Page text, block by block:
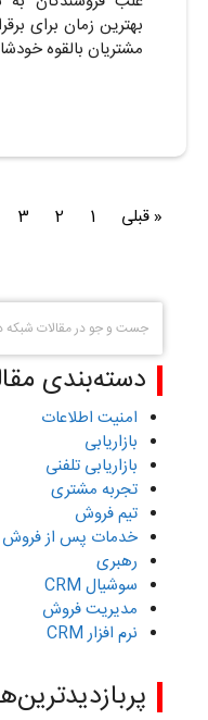
بهترین زمان برای
مشتریان بالقوه
« قبلی 3
4
دسته‌بندی
امنیت اطلاعات
بازاریابی
بازاریابی تلفنی
تجربه مشتری
تیم فروش
خدمات پس از فروش
رهبری
سوشیال CRM
مدیریت فروش
نرم افزار CRM